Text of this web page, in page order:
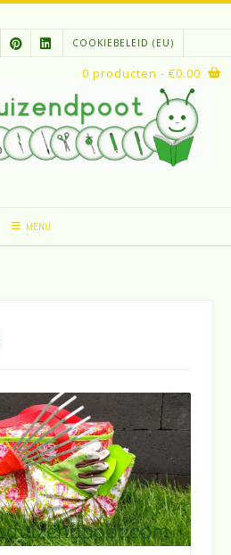
COOKIEBELEID (EU)
MENU
0 producten - €0.00